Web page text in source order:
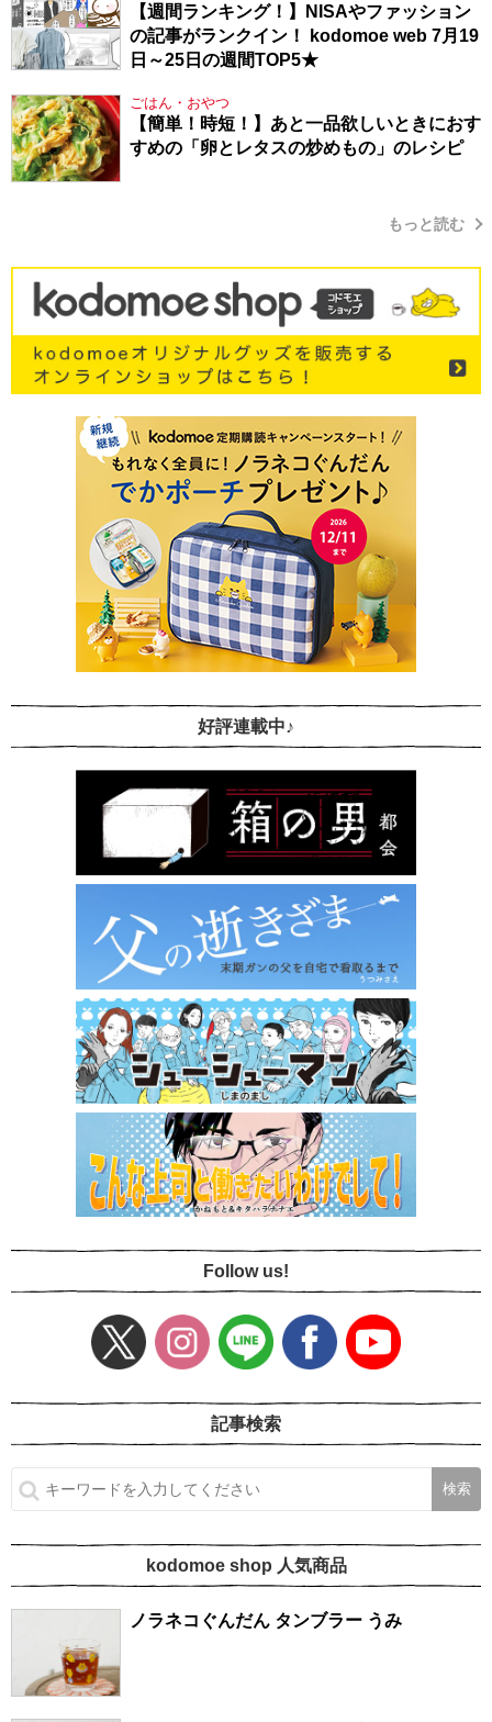
【週間ランキング！】NISAやファッション
の記事がランクイン！ kodomoe web 7月19
日～25日の週間TOP5★
ごはん・おやつ
【簡単！時短！】あと一品欲しいときにおす
すめの「卵とレタスの炒めもの」のレシピ
もっと読む
好評連載中♪
Follow us!
記事検索
kodomoe shop 人気商品
ノラネコぐんだん タンブラー うみ